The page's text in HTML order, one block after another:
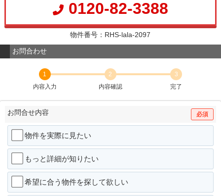
0120-82-3388
物件番号：RHS-lala-2097
お問合わせ
1
内容入力
2
内容確認
3
完了
お問合せ内容 必須
物件を実際に見たい
もっと詳細が知りたい
希望に合う物件を探して欲しい